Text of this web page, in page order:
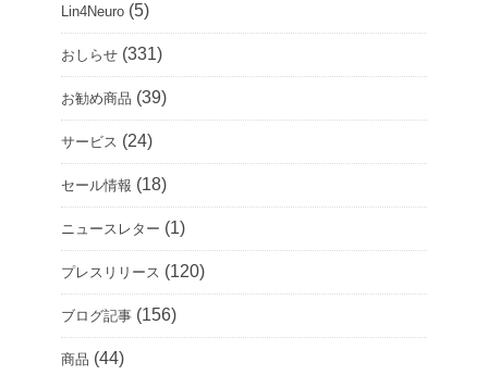
Lin4Neuro (5)
おしらせ (331)
お勧め商品 (39)
サービス (24)
セール情報 (18)
ニュースレター (1)
プレスリリース (120)
ブログ記事 (156)
商品 (44)